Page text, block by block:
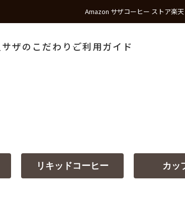
Amazon サザコーヒー ストア楽
サザのこだわり ご利用ガイド
リキッドコーヒー カッ